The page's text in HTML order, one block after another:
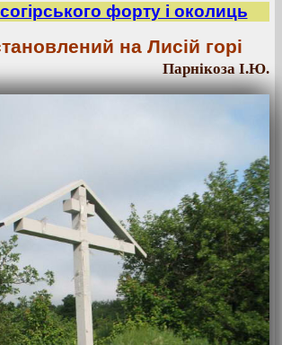
форту і околиць
на Лисій горі
Парнікоза І.Ю.